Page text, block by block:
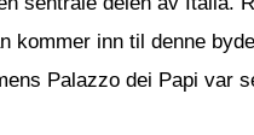
kommer inn til denne
Palazzo dei Papi var